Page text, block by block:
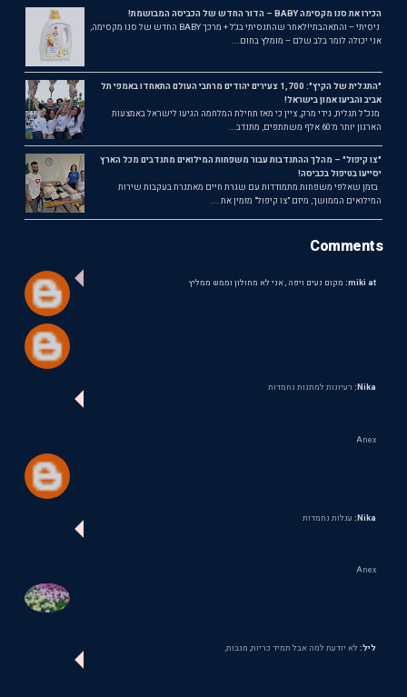
הכירו את סנו מקסימה BABY – הדור החדש של הכביסה המבושמת!
ניסיתי – והתאהבתי!לאחר שהתנסיתי בג'ל + מרכך BABY החדש של סנו מקסימה,
אני יכולה לומר בלב שלם – מומלץ בחום...
"התגלית של הקיץ": 1,700 צעירים יהודים מרחבי העולם התאחדו באמפי תל
אביב והביעו אמון בישראל!
מנכ"ל תגלית, גידי מרק, ציין כי מאז תחילת המלחמה הגיעו לישראל באמצעות
הארגון יותר מ־60 אלף משתתפים, מתנדב...
"צו קיפול" – מהלך ההתנדבות עבור משפחות המילואים מתנדבים מכל הארץ
יסייעו בטיפול בכביסה!
בזמן שאלפי משפחות מתמודדות עם שגרת חיים מאתגרת בעקבות שירות
המילואים הממושך, מיזם "צו קיפול" מזמין את ...
Comments
miki at: מקום נעים ויפה , אני לא מחולון וממש ממליץ
Nika: רעיונות למתנות נחמדות
Anex
Nika: עגלות נחמדות
Anex
ליל: לא יודעת למה אבל תמיד כריות, מגבות,